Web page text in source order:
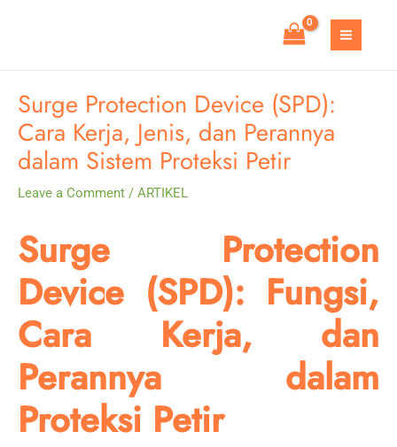
MAIN
Surge Protection Device (SPD):
Cara Kerja, Jenis, dan Perannya
dalam Sistem Proteksi Petir
Leave a Comment / ARTIKEL
Surge Protection
Device (SPD): Fungsi,
Cara Kerja, dan
Perannya dalam
Proteksi Petir